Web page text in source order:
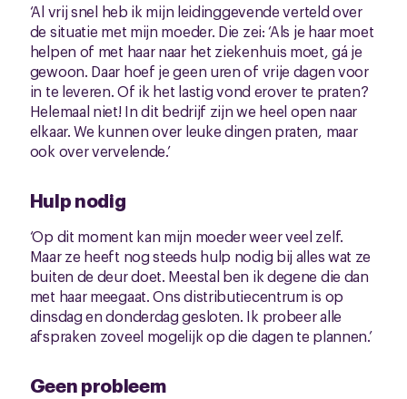
‘Al vrij snel heb ik mijn leidinggevende verteld over
de situatie met mijn moeder. Die zei: ‘Als je haar moet
helpen of met haar naar het ziekenhuis moet, gá je
gewoon. Daar hoef je geen uren of vrije dagen voor
in te leveren. Of ik het lastig vond erover te praten?
Helemaal niet! In dit bedrijf zijn we heel open naar
elkaar. We kunnen over leuke dingen praten, maar
ook over vervelende.’
Hulp nodig
‘Op dit moment kan mijn moeder weer veel zelf.
Maar ze heeft nog steeds hulp nodig bij alles wat ze
buiten de deur doet. Meestal ben ik degene die dan
met haar meegaat. Ons distributiecentrum is op
dinsdag en donderdag gesloten. Ik probeer alle
afspraken zoveel mogelijk op die dagen te plannen.’
Geen probleem